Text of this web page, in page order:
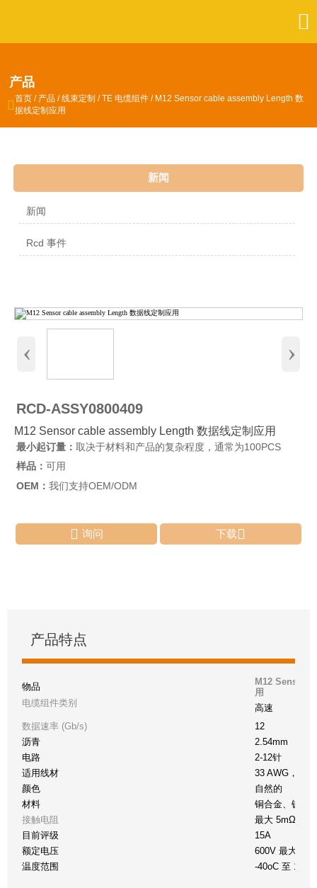

产品
 首页 / 产品 /线束定制 /TE 电缆组件 / M12 Sensor cable assembly Length 数
据线定制应用
新闻
新闻
Rcd 事件
‹ ›
RCD-ASSY0800409
M12 Sensor cable assembly Length 数据线定制应用
最小起订量： 取决于材料和产品的复杂程度，通常为100PCS
样品： 可用
OEM： 我们支持OEM/ODM
 询问 下载
产品特点
物品
M12 Sensor
用
电缆组件类别
高速
数据速率 (Gb/s)
12
沥青
2.54mm
电路
2-12针
适用线材
33 AWG，85
颜色
自然的
材料
铜合金、镀锡
接触电阻
最大 5mΩ
目前评级
15A
额定电压
600V 最大交
温度范围
-40oC 至